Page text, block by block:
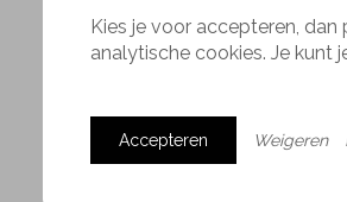
Kies je voor accepteren,
analytische cookies. Je kunt
Accepteren Weigeren